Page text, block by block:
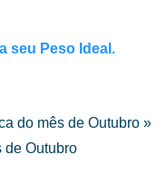
seu Peso Ideal.
do mês de Outubro »
de Outubro